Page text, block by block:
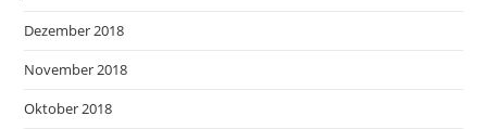
Dezember 2018
November 2018
Oktober 2018